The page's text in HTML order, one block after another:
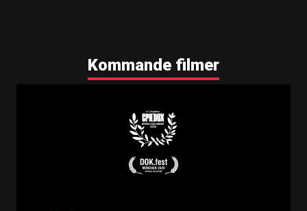
Kommande filmer